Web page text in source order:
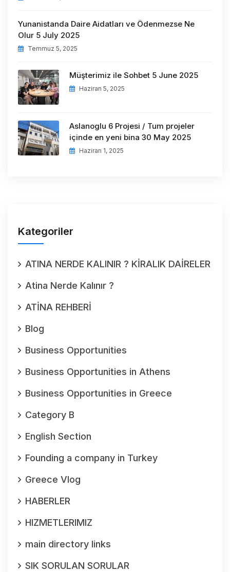
Yunanistanda Daire Aidatları ve Ödenmezse Ne
Olur 5 July 2025
Temmuz 5, 2025
Müşterimiz ile Sohbet 5 June 2025
Haziran 5, 2025
Aslanoglu 6 Projesi / Tum projeler
içinde en yeni bina 30 May 2025
Haziran 1, 2025
Kategoriler
ATINA NERDE KALINIR ? KİRALIK DAİRELER
Atina Nerde Kalınır ?
ATİNA REHBERİ
Blog
Business Opportunities
Business Opportunities in Athens
Business Opportunities in Greece
Category B
English Section
Founding a company in Turkey
Greece Vlog
HABERLER
HIZMETLERIMIZ
main directory links
SIK SORULAN SORULAR